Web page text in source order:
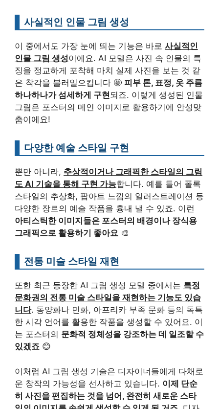
사실적인 인물 그림 생성
이 중에서도 가장 눈에 띄는 기능은 바로 사실적인
인물 그림 생성이에요. AI 모델은 사진 속 인물의 특
징을 정교하게 포착해 마치 실제 사진을 보는 것 같
은 착각을 불러일으킵니다 🤩 피부 톤, 표정, 옷 주름
하나하나가 섬세하게 구현되죠. 이렇게 생성된 인물
그림은 포스터의 메인 이미지로 활용하기에 안성맞
춤이에요!
다양한 예술 스타일 구현
뿐만 아니라, 추상적이거나 그래픽한 스타일의 그림
도 AI 기술을 통해 구현 가능합니다. 예를 들어 폴록
스타일의 추상화, 팝아트 느낌의 일러스트레이션 등
다양한 장르의 예술 작품을 흉내 낼 수 있죠. 이런
아티스틱한 이미지들은 포스터의 배경이나 장식용
그래픽으로 활용하기 좋아요 🎨
전통 미술 스타일 재현
또한 최근 등장한 AI 그림 생성 모델 중에서는 특정
문화권의 전통 미술 스타일을 재현하는 기능도 있습
니다. 동양화나 민화, 아프리카 부족 문화 등의 독특
한 시각 언어를 활용한 작품을 생성할 수 있어요. 이
는 포스터의 문화적 정체성을 강조하는 데 일조할 수
있겠죠 😊
이처럼 AI 그림 생성 기술은 디자이너들에게 다채로
운 창작의 가능성을 선사하고 있습니다. 이제 단순
히 사진을 편집하는 것을 넘어, 완전히 새로운 스타